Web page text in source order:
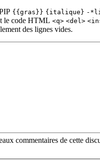
{{gras}} {italique} -
le code HTML <q> <del>
des lignes vides.
commentaires de cette